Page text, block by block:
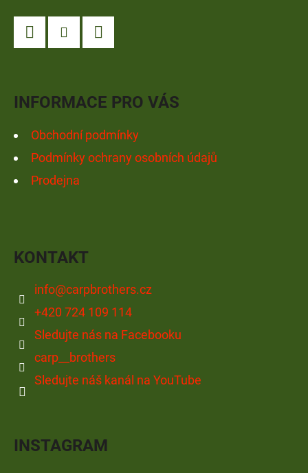
INFORMACE PRO VÁS
Obchodní podmínky
Podmínky ochrany osobních údajů
Prodejna
KONTAKT
info@carpbrothers.cz
+420 724 109 114
Sledujte nás na Facebooku
carp__brothers
Sledujte náš kanál na YouTube
INSTAGRAM